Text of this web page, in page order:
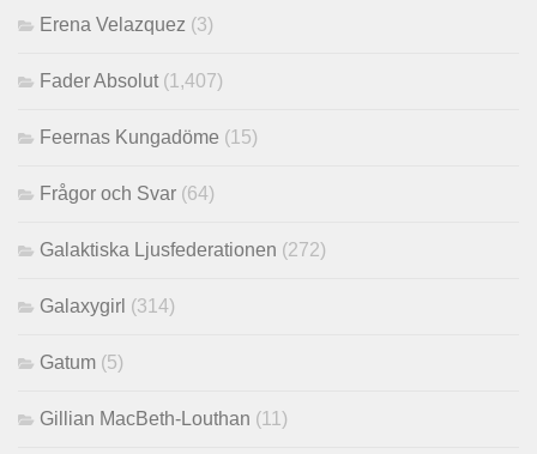
Erena Velazquez (3)
Fader Absolut (1,407)
Feernas Kungadöme (15)
Frågor och Svar (64)
Galaktiska Ljusfederationen (272)
Galaxygirl (314)
Gatum (5)
Gillian MacBeth-Louthan (11)